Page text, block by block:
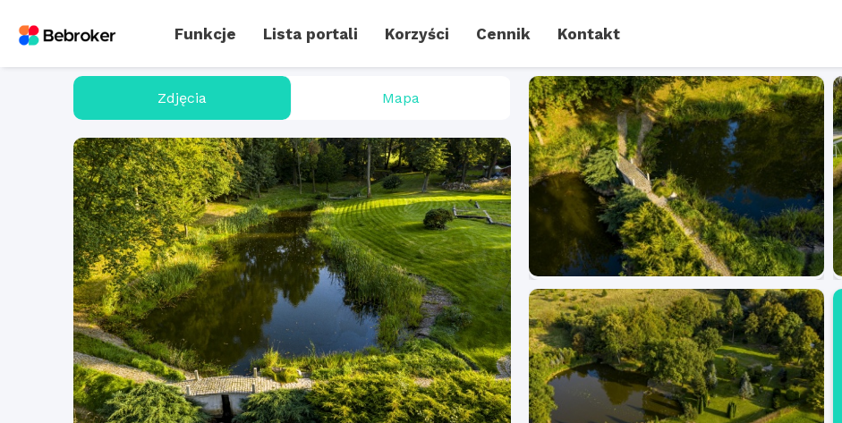
Funkcje Lista portali Korzyści Cennik Kontakt
Zdjęcia Mapa